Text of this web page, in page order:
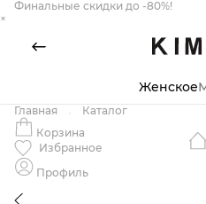
Финальные скидки до -80%!
×
Женское
Главная
Каталог
Корзина
Избранное
Профиль